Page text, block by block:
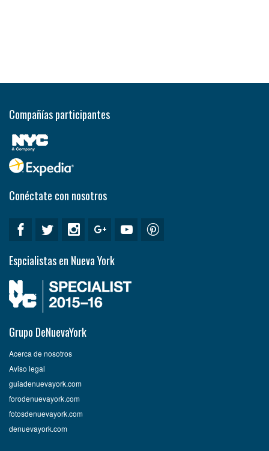
Compañías participantes
Conéctate con nosotros
Espcialistas en Nueva York
Grupo DeNuevaYork
Acerca de nosotros
Aviso legal
guiadenuevayork.com
forodenuevayork.com
fotosdenuevayork.com
denuevayork.com